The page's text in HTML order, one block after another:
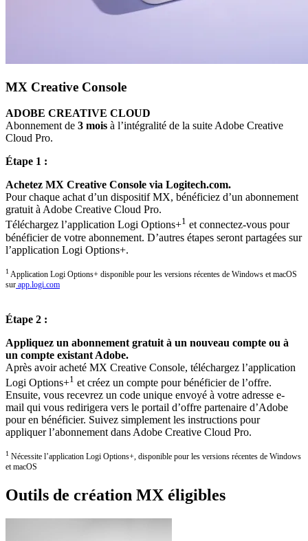
MX Creative Console
ADOBE CREATIVE CLOUD
Abonnement de 3 mois à l’intégralité de la suite Adobe Creative
Cloud Pro.
Étape 1 :
Achetez MX Creative Console via Logitech.com.
Pour chaque achat d’un dispositif MX, bénéficiez d’un abonnement
gratuit à Adobe Creative Cloud Pro.
Téléchargez l’application Logi Options+1 et connectez-vous pour
bénéficier de votre abonnement. D’autres étapes seront partagées sur
l’application Logi Options+.
1 Application Logi Options+ disponible pour les versions récentes de Windows et macOS
sur app.logi.com
Étape 2 :
Appliquez un abonnement gratuit à un nouveau compte ou à
un compte existant Adobe.
Après avoir acheté MX Creative Console, téléchargez l’application
Logi Options+1 et créez un compte pour bénéficier de l’offre.
Ensuite, vous recevrez un code unique envoyé à votre adresse e-
mail qui vous redirigera vers le portail d’offre partenaire d’Adobe
pour en bénéficier. Suivez simplement les instructions pour
appliquer l’abonnement dans Adobe Creative Cloud Pro.
1 Nécessite l’application Logi Options+, disponible pour les versions récentes de Windows
et macOS
Outils de création MX éligibles